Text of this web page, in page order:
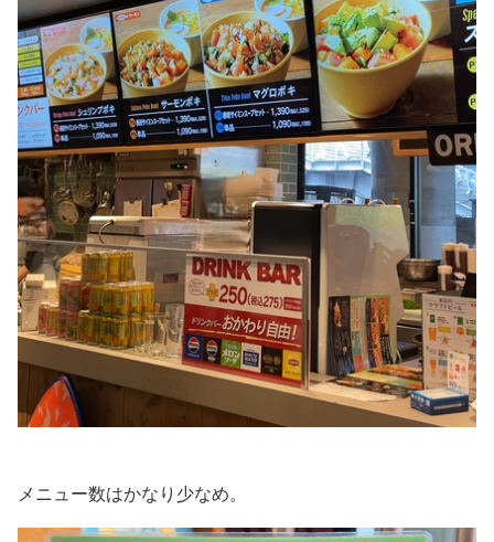
メニュー数はかなり少なめ。